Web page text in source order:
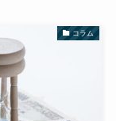
コラム